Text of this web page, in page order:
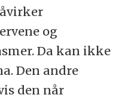
og
Da kan ikke
Den andre
den når